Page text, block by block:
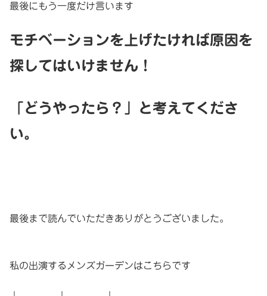
最後にもう一度だけ言います
モチベーションを上げたければ原因を
探してはいけません！
「どうやったら？」と考えてくださ
い。
最後まで読んでいただきありがとうございました。
私の出演するメンズガーデンはこちらです